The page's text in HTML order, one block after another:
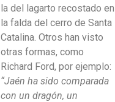
la del lagarto recostado en
la falda del cerro de Santa
Catalina. Otros han visto
otras formas, como
Richard Ford, por ejemplo:
“Jaén ha sido comparada
con un dragón, un